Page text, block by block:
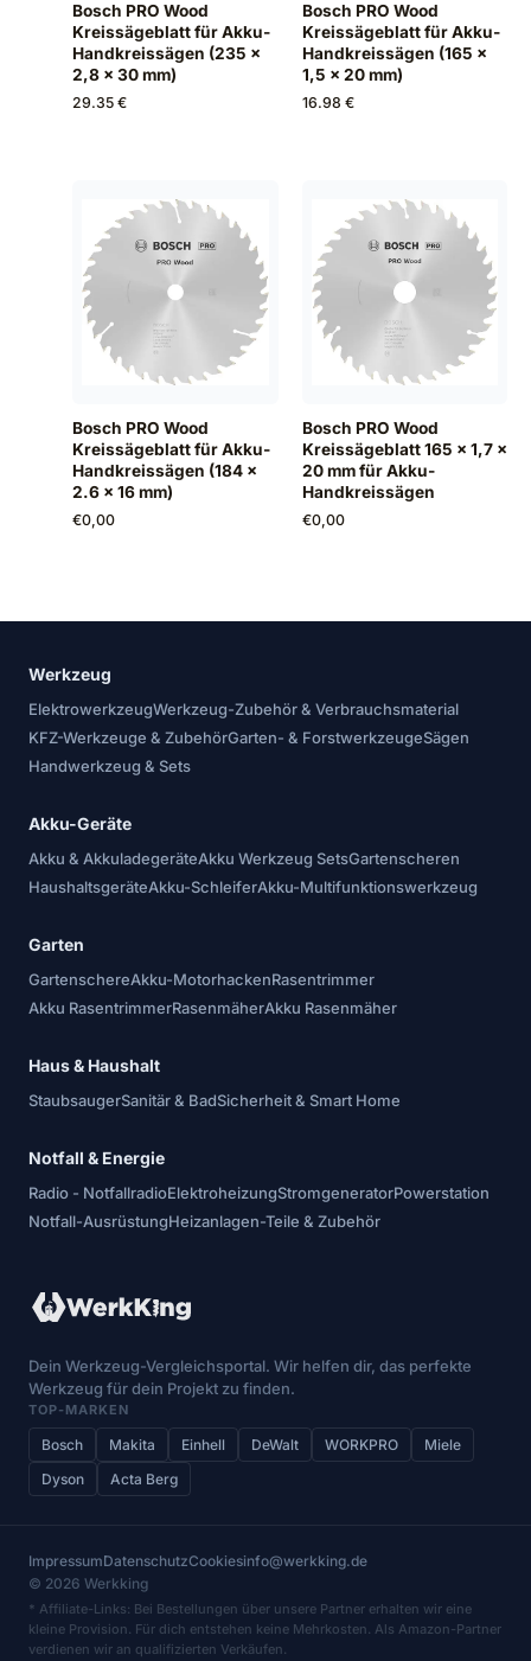
Bosch PRO Wood
Kreissägeblatt für Akku-
Handkreissägen (235 x
2,8 x 30 mm)
29.35 €
Bosch PRO Wood
Kreissägeblatt für Akku-
Handkreissägen (165 x
1,5 x 20 mm)
16.98 €
Bosch PRO Wood
Kreissägeblatt für Akku-
Handkreissägen (184 x
2.6 x 16 mm)
€0,00
Bosch PRO Wood
Kreissägeblatt 165 x 1,7 x
20 mm für Akku-
Handkreissägen
€0,00
Werkzeug
ElektrowerkzeugWerkzeug-Zubehör & Verbrauchsmaterial
KFZ-Werkzeuge & ZubehörGarten- & ForstwerkzeugeSägen
Handwerkzeug & Sets
Akku-Geräte
Akku & AkkuladegeräteAkku Werkzeug SetsGartenscheren
HaushaltsgeräteAkku-SchleiferAkku-Multifunktionswerkzeug
Garten
GartenschereAkku-MotorhackenRasentrimmer
Akku RasentrimmerRasenmäherAkku Rasenmäher
Haus & Haushalt
StaubsaugerSanitär & BadSicherheit & Smart Home
Notfall & Energie
Radio - NotfallradioElektroheizungStromgeneratorPowerstation
Notfall-AusrüstungHeizanlagen-Teile & Zubehör
Dein Werkzeug-Vergleichsportal. Wir helfen dir, das perfekte
Werkzeug für dein Projekt zu finden.
TOP-MARKEN
Bosch Makita Einhell DeWalt WORKPRO
Miele
Dyson
Acta Berg
ImpressumDatenschutzCookiesinfo@werkking.de
© 2026 Werkking
* Affiliate-Links: Bei Bestellungen über unsere Partner erhalten wir eine
kleine Provision. Für dich entstehen keine Mehrkosten. Als Amazon-Partner
verdienen wir an qualifizierten Verkäufen.